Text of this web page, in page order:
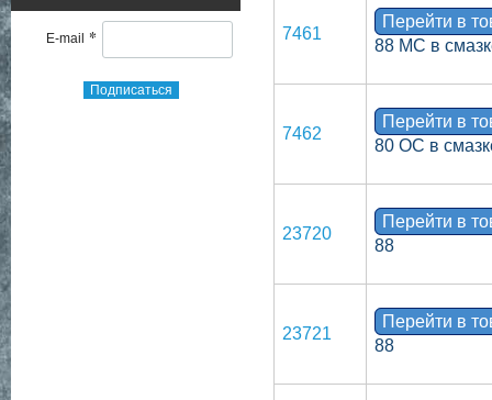
E-mail *
Подписаться
7461
Перейти в
88 МС в
7462
Перейти в
80 ОС в
23720
Перейти в
88
23721
Перейти в
88